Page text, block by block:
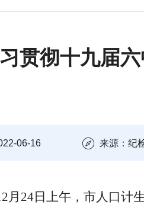
贯彻十九届
06-16 来源：纪
月24日上午，市人口计